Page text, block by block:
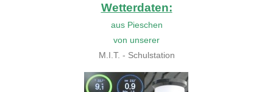
Wetterdaten:
aus Pieschen
von unserer
M.I.T. - Schulstation